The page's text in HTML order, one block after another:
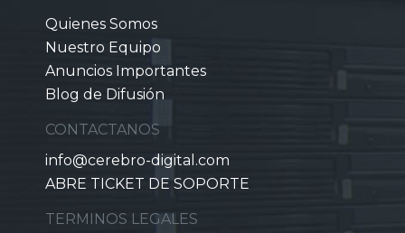
Quienes Somos
Nuestro Equipo
Anuncios Importantes
Blog de Difusión
CONTACTANOS
info@cerebro-digital.com
ABRE TICKET DE SOPORTE
TERMINOS LEGALES